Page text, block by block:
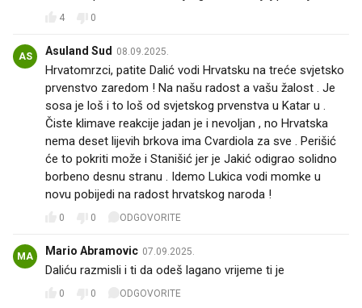
4 0
AS Asuland Sud 08.09.2025.
Hrvatomrzci, patite Dalić vodi Hrvatsku na treće svjetsko
prvenstvo zaredom ! Na našu radost a vašu žalost . Je
sosa je loš i to loš od svjetskog prvenstva u Katar u .
Čiste klimave reakcije jadan je i nevoljan , no Hrvatska
nema deset lijevih brkova ima Cvardiola za sve . Perišić
će to pokriti može i Stanišić jer je Jakić odigrao solidno
borbeno desnu stranu . Idemo Lukica vodi momke u
novu pobijedi na radost hrvatskog naroda !
0 0 ODGOVORITE
MA Mario Abramovic 07.09.2025.
Daliću razmisli i ti da odeš lagano vrijeme ti je
0 0 ODGOVORITE